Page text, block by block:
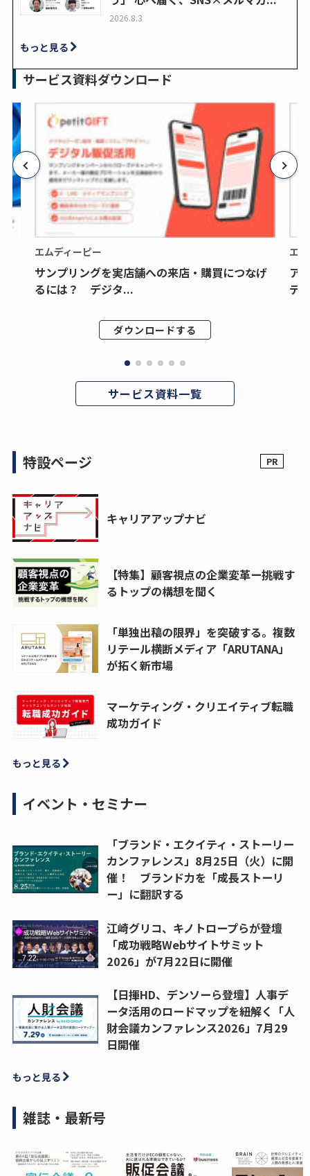
2026.8.3
もっと見る
サービス資料ダウンロード
エムディーピー
サンプリングを実店舗への来店・購買につなげ
るには？ デジタ...
ダウンロードする
エ
ア
デ
サービス資料一覧
特設ページ
キャリアアップナビ
【特集】顧客視点の企業変革ー挑戦す
るトップの構想を聞く
「単独出稿の限界」を突破する。複数
リテール横断メディア「ARUTANA」
が拓く新市場
マーケティング・クリエイティブ転職
成功ガイド
もっと見る
イベント・セミナー
「ブランド・エクイティ・ストーリー
カンファレンス」8月25日（火）に開
催！ ブランド力を「成長ストーリ
ー」に翻訳する
江崎グリコ、キノトロープらが登壇
「成功戦略Webサイトサミット
2026」が7月22日に開催
【日揮HD、デンソーら登壇】人事デ
ータ活用のロードマップを紐解く「人
財会議カンファレンス2026」7月29
日開催
もっと見る
雑誌・最新号